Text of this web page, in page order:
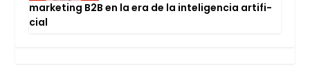
mar­ke­ting B2B en la era de la inte­li­gen­cia arti­fi­
cial